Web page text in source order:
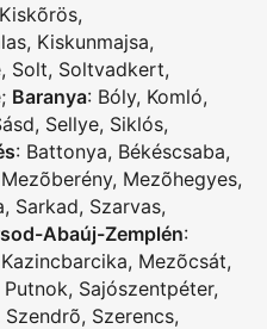
Kiskõrös,
, Kiskunmajsa,
, Solt, Soltvadkert,
; Baranya: Bóly, Komló,
, Sellye, Siklós,
: Battonya, Békéscsaba,
Mezõberény, Mezõhegyes,
, Sarkad, Szarvas,
Abaúj-Zemplén:
Kazincbarcika, Mezõcsát,
Putnok, Sajószentpéter,
Szendrõ, Szerencs,